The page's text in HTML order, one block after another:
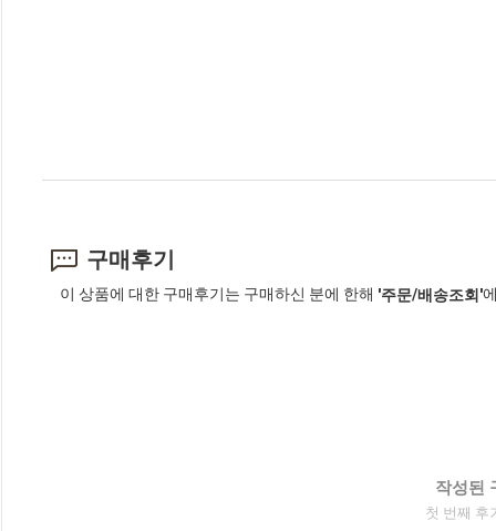
구매후기
이 상품에 대한 구매후기는 구매하신 분에 한해 '주문/배송조회'
작성된
첫 번째 후